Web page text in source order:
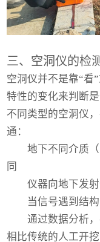
三、空洞仪的检
空洞仪并不是靠“看
特性的变化来判断是
不同类型的空洞仪
通：
地下不同介质
同
仪器向地下发
当信号遇到结
通过数据分析
相比传统的人工开